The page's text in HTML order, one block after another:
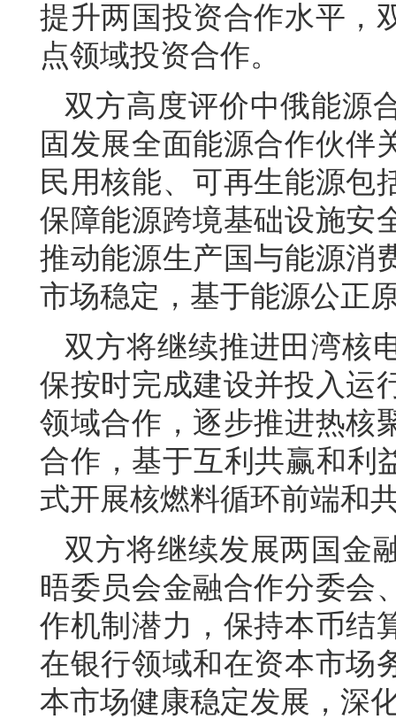
提升两国投资合作水平，
点领域投资合作。
双方高度评价中俄能源
固发展全面能源合作伙伴
民用核能、可再生能源包
保障能源跨境基础设施安
推动能源生产国与能源消
市场稳定，基于能源公正
双方将继续推进田湾核
保按时完成建设并投入运
领域合作，逐步推进热核
合作，基于互利共赢和利
式开展核燃料循环前端和
双方将继续发展两国金
晤委员会金融合作分委会
作机制潜力，保持本币结
在银行领域和在资本市场
本市场健康稳定发展，深